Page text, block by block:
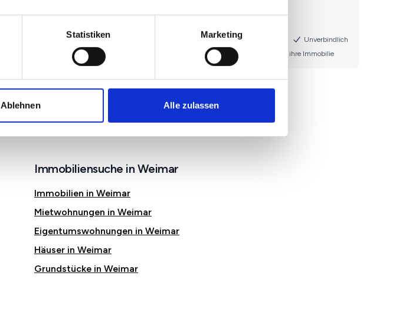
Statistiken Marketing
Ablehnen Alle zulassen
Immobiliensuche in Weimar
Immobilien in Weimar
Mietwohnungen in Weimar
Eigentumswohnungen in Weimar
Häuser in Weimar
Grundstücke in Weimar